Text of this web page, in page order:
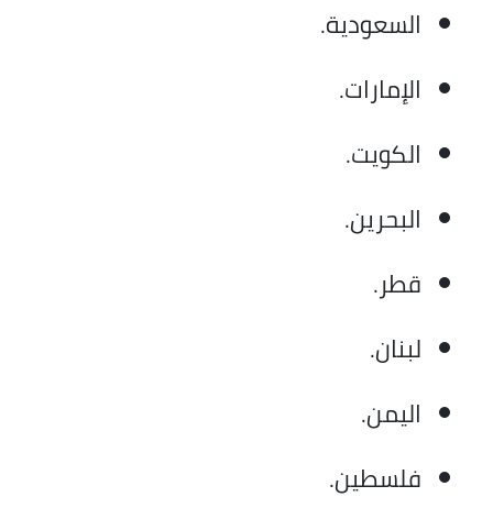
السعودية.
الإمارات.
الكويت.
البحرين.
قطر.
لبنان.
اليمن.
فلسطين.